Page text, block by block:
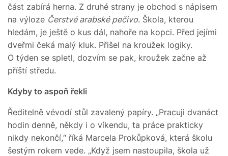
část zabírá herna. Z druhé strany je obchod s nápisem
na výloze Čerstvé arabské pečivo. Škola, kterou
hledám, je ještě o kus dál, nahoře na kopci. Před jejími
dveřmi čeká malý kluk. Přišel na kroužek logiky.
O týden se spletl, dozvím se pak, kroužek začne až
příští středu.
Kdyby to aspoň řekli
Ředitelně vévodí stůl zavalený papíry. „Pracuji dvanáct
hodin denně, někdy i o víkendu, ta práce prakticky
nikdy nekončí,“ říká Marcela Prokůpková, která školu
šestým rokem vede. „Když jsem nastoupila, škola už